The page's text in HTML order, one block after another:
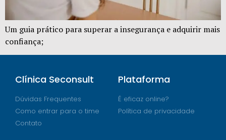
Um guia prático para superar a insegurança e adquirir mais
confiança;
Clínica Seconsult
Dúvidas Frequentes
Como entrar para o time
Contato
Plataforma
É eficaz online?
Política de privacidade